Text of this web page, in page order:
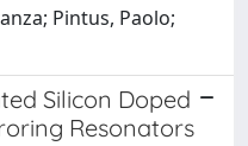
Pintus, Paolo;
Silicon Doped
Resonators